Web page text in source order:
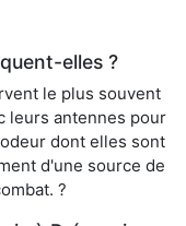
elles ?
le plus souvent
leurs antennes pour
dont elles sont
d'une source de
?